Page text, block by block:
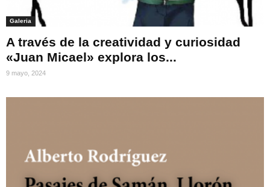
Galeria
A través de la creatividad y curiosidad
«Juan Micael» explora los...
9 mayo, 2024